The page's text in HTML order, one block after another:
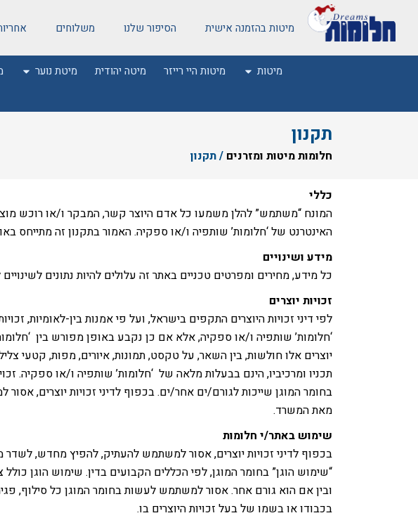
מיטות בהזמנה אישית הסיפור שלנו משלוחים
מיטות מיטות היי רייזר מיטה יהודית מיטת נוער
תקנון
חלומות מיטות ומזרנים /תקנון
כללי
המונח “משתמש” להלן משמעו כל אדם היוצר קשר, המבקר ו/או רוכש
האינטרנט של ‘חלומות’ שותפיה ו/או ספקיה. האמור בתקנון זה מתייחס
מידע ושינויים
כל מידע, מחירים ומפרטים טכניים באתר זה עלולים להיות נתונים
זכויות יוצרים
לפי דיני זכויות היוצרים התקפים בישראל, ועל פי אמנות בין-לאומיות,
‘חלומות’ שותפיה ו/או ספקיה, אלא אם כן נקבע באופן מפורש בין
יוצרים אלו חולשות, בין השאר, על טקסט, תמונות, איורים, מפות, קטעי
תכניו ומרכיביו, הינם בבעלות מלאה של ‘חלומות’ שותפיה ו/או ספקיה.
בחומר המוגן שייכות לגורם/ים אחר/ים. בכפוף לדיני זכויות
מאת המשרד.
שימוש באתר/י חלומות
בכפוף לדיני זכויות יוצרים, אסור למשתמש להעתיק, להפיץ מחדש,
“שימוש הוגן” בחומר המוגן, לפי הכללים הקבועים בדין. שימוש הוגן
ובין אם הוא גורם אחר. אסור למשתמש לעשות בחומר המוגן כל סילוף,
בכבודו או בשמו של בעל זכויות היוצרים בו.